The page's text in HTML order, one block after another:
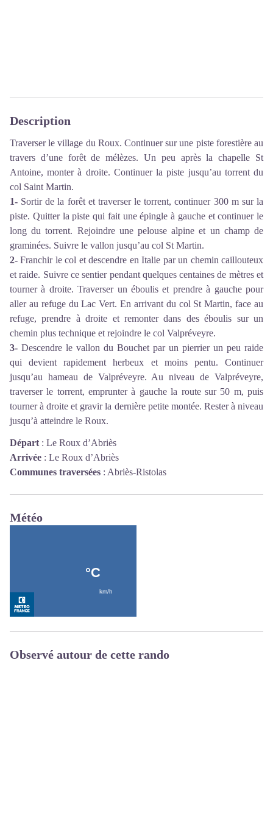
Description
Traverser le village du Roux. Continuer sur une piste forestière au
travers d’une forêt de mélèzes. Un peu après la chapelle St
Antoine, monter à droite. Continuer la piste jusqu’au torrent du
col Saint Martin.
1- Sortir de la forêt et traverser le torrent, continuer 300 m sur la
piste. Quitter la piste qui fait une épingle à gauche et continuer le
long du torrent. Rejoindre une pelouse alpine et un champ de
graminées. Suivre le vallon jusqu’au col St Martin.
2- Franchir le col et descendre en Italie par un chemin caillouteux
et raide. Suivre ce sentier pendant quelques centaines de mètres et
tourner à droite. Traverser un éboulis et prendre à gauche pour
aller au refuge du Lac Vert. En arrivant du col St Martin, face au
refuge, prendre à droite et remonter dans des éboulis sur un
chemin plus technique et rejoindre le col Valpréveyre.
3- Descendre le vallon du Bouchet par un pierrier un peu raide
qui devient rapidement herbeux et moins pentu. Continuer
jusqu’au hameau de Valpréveyre. Au niveau de Valpréveyre,
traverser le torrent, emprunter à gauche la route sur 50 m, puis
tourner à droite et gravir la dernière petite montée. Rester à niveau
jusqu’à atteindre le Roux.
Départ : Le Roux d’Abriès
Arrivée : Le Roux d’Abriès
Communes traversées : Abriès-Ristolas
Météo
Observé autour de cette rando